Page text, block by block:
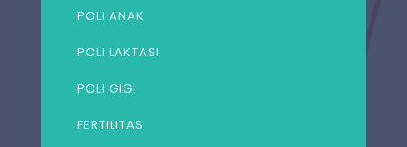
POLI ANAK
POLI LAKTASI
POLI GIGI
FERTILITAS